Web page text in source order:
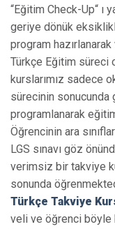
“Eğitim Check-Up“ ı
geriye dönük
program hazırlanarak
Türkçe Eğitim süreci
kurslarımız sadece
sürecinin sonucunda
programlanarak
Öğrencinin ara
LGS sınavı göz
verimsiz bir takviye
sonunda
Türkçe Takviye
veli ve öğrenci böyle